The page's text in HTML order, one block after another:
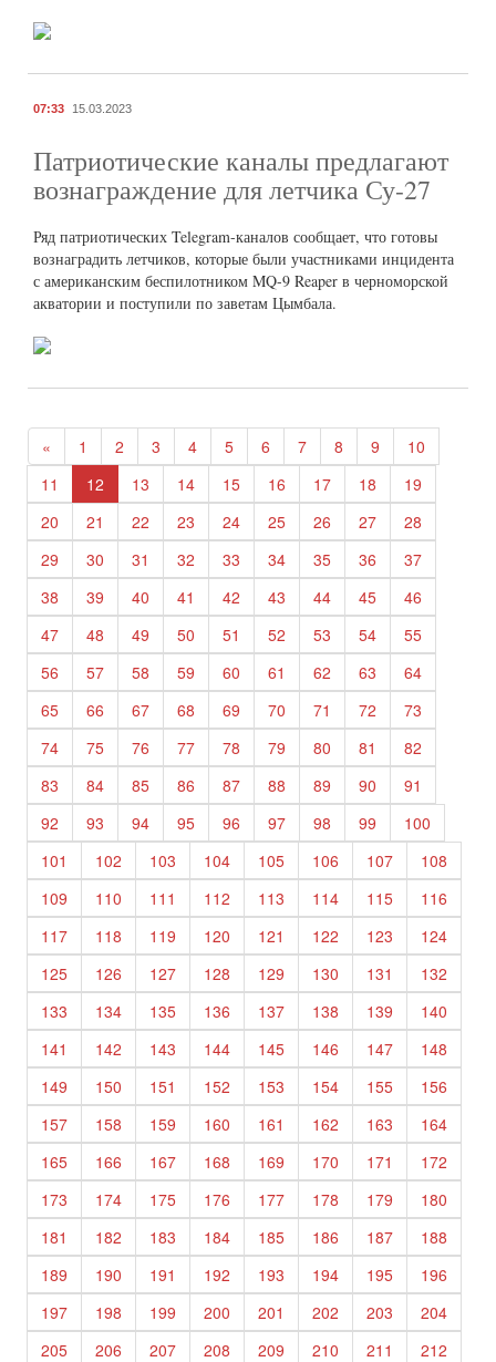
07:33 15.03.2023
Патриотические каналы предлагают
вознаграждение для летчика Су-27
Ряд патриотических Telegram-каналов сообщает, что готовы
вознаградить летчиков, которые были участниками инцидента
с американским беспилотником MQ-9 Reaper в черноморской
акватории и поступили по заветам Цымбала.
« 1 2 3 4 5 6 7 8 9
10
11
12 13 14 15 16 17 18
19
20
21 22 23 24 25 26 27
28
29
30 31 32 33 34 35 36
37
38
39 40 41 42 43 44 45
46
47
48 49 50 51 52 53 54
55
56
57 58 59 60 61 62 63
64
65
66 67 68 69 70 71 72
73
74
75 76 77 78 79 80 81
82
83
84 85 86 87 88 89 90
91
92
93 94 95 96 97 98 99
100
101
102 103 104 105 106 107
108
109
110 111 112 113 114 115
116
117
118 119 120 121 122 123
124
125
126 127 128 129 130 131
132
133
134 135 136 137 138 139
140
141
142 143 144 145 146 147
148
149
150 151 152 153 154 155
156
157
158 159 160 161 162 163
164
165
166 167 168 169 170 171
172
173
174 175 176 177 178 179
180
181
182 183 184 185 186 187
188
189
190 191 192 193 194 195
196
197
198 199 200 201 202 203
204
205
206 207 208 209 210 211
212